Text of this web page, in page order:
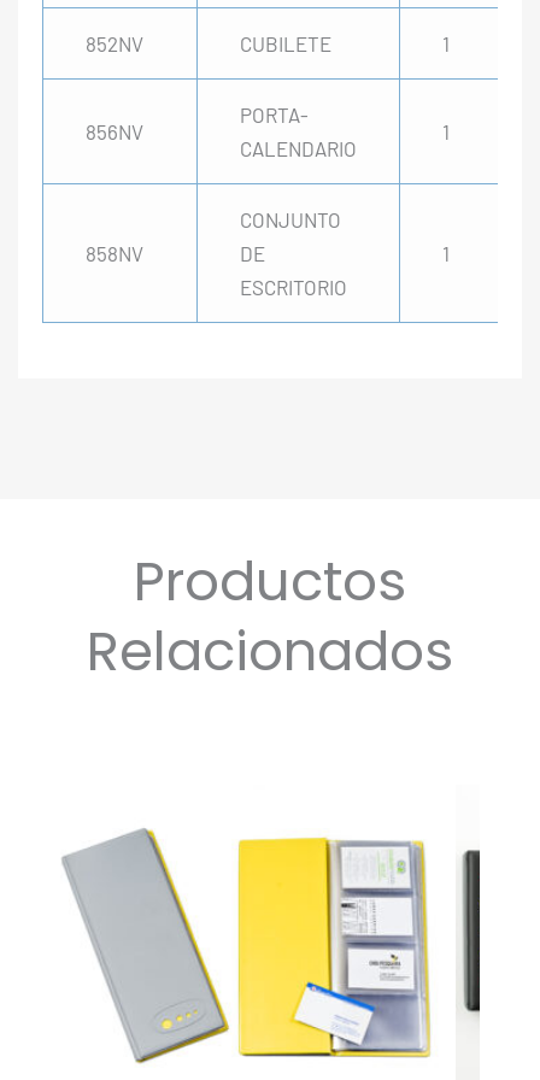
852NV CUBILETE 1
856NV
PORTA-
CALENDARIO
1
858NV
CONJUNTO
DE
ESCRITORIO
1
Productos
Relacionados